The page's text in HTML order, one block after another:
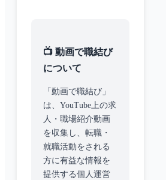
📺 動画で職結び
について
「動画で職結び」
は、YouTube上の求
人・職場紹介動画
を収集し、転職・
就職活動をされる
方に有益な情報を
提供する個人運営